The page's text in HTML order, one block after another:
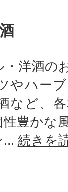
洋酒の
やハー
など、
豊かな
続きを